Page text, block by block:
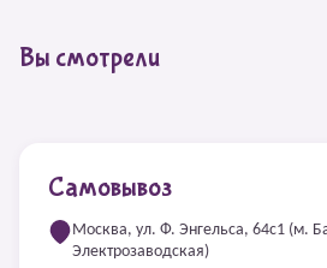
Вы смотрели
Самовывоз
Москва, ул. Ф. Энгельса, 64с1 (м.
Электрозаводская)